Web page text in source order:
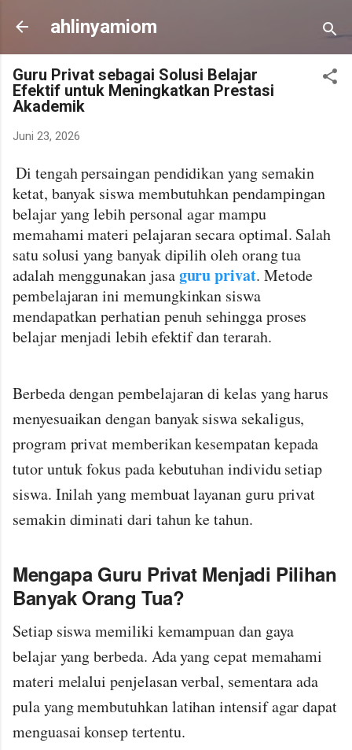
Langsung ke konten utama
ahlinyamiom
Guru Privat sebagai Solusi Belajar
Efektif untuk Meningkatkan Prestasi
Akademik
Juni 23, 2026
Di tengah persaingan pendidikan yang semakin
ketat, banyak siswa membutuhkan pendampingan
belajar yang lebih personal agar mampu
memahami materi pelajaran secara optimal. Salah
satu solusi yang banyak dipilih oleh orang tua
adalah menggunakan jasaguru privat. Metode
pembelajaran ini memungkinkan siswa
mendapatkan perhatian penuh sehingga proses
belajar menjadi lebih efektif dan terarah.
Berbeda dengan pembelajaran di kelas yang harus
menyesuaikan dengan banyak siswa sekaligus,
program privat memberikan kesempatan kepada
tutor untuk fokus pada kebutuhan individu setiap
siswa. Inilah yang membuat layanan guru privat
semakin diminati dari tahun ke tahun.
Mengapa Guru Privat Menjadi Pilihan
Banyak Orang Tua?
Setiap siswa memiliki kemampuan dan gaya
belajar yang berbeda. Ada yang cepat memahami
materi melalui penjelasan verbal, sementara ada
pula yang membutuhkan latihan intensif agar dapat
menguasai konsep tertentu.